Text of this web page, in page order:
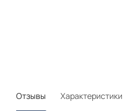
Отзывы Характеристики